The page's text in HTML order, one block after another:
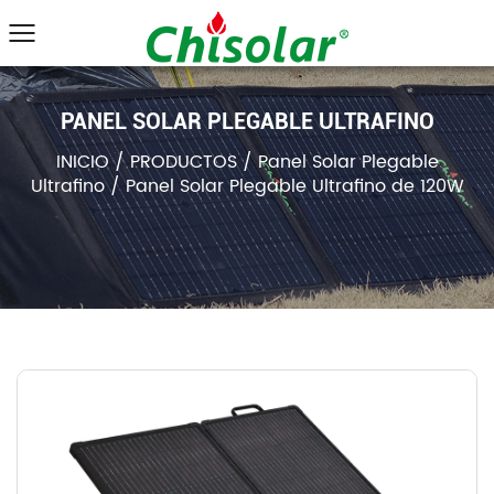
PANEL SOLAR PLEGABLE ULTRAFINO
INICIO/PRODUCTOS/Panel Solar Plegable
Ultrafino/Panel Solar Plegable Ultrafino de 120W